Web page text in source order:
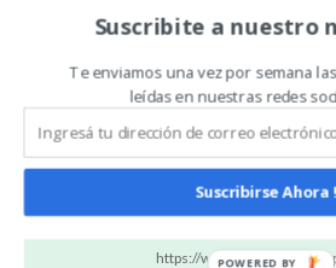
Desarrollan control
Sigatoka amarilla en
bananos
El
Carlos Oliveira
https://
Suscribite a nuestro
Te enviamos una vez por semana
leídas en nuestras redes
Suscribirse Ahora